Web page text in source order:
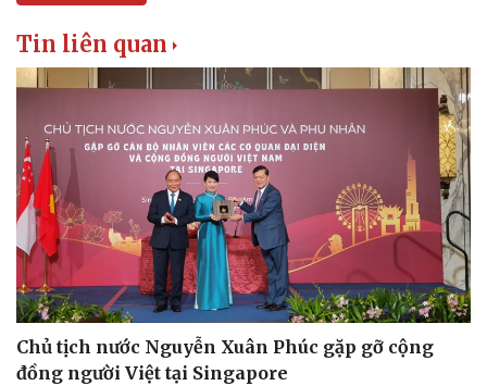
Kinh tế
Bất động sản
Khởi nghiệp
Thị trường
Giá vàng
Tiêu dùng
Tỷ giá
Chứng khoán
Giá cà phê
Tin liên quan
Chủ tịch nước Nguyễn Xuân Phúc gặp gỡ cộng
đồng người Việt tại Singapore